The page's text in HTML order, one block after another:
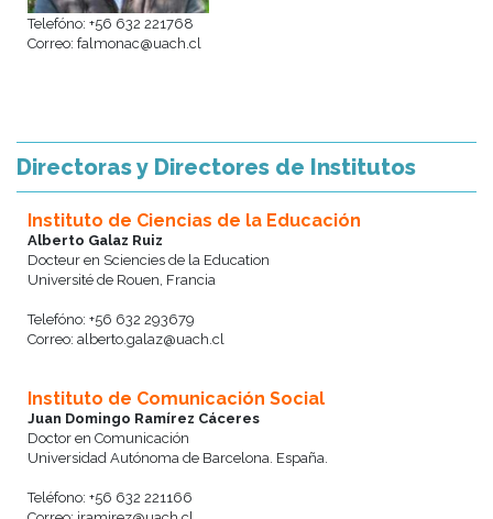
Telefóno: +56 632 221768
Correo: falmonac@uach.cl
Directoras y Directores de Institutos
Instituto de Ciencias de la Educación
Alberto Galaz Ruiz
Docteur en Sciencies de la Education
Université de Rouen, Francia
Telefóno: +56 632 293679
Correo: alberto.galaz@uach.cl
Instituto de Comunicación Social
Juan Domingo Ramírez Cáceres
Doctor en Comunicación
Universidad Autónoma de Barcelona. España.
Teléfono: +56 632 221166